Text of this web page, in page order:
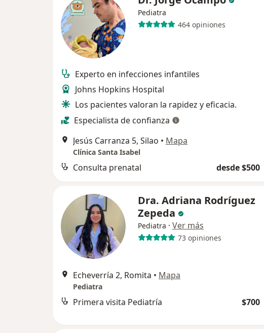
Pediatra
464 opiniones
Experto en infecciones infantiles
Johns Hopkins Hospital
Los pacientes valoran la rapidez y eficacia.
Especialista de confianza
Jesús Carranza 5, Silao • Mapa
Clínica Santa Isabel
Consulta prenatal desde $500
Dra. Adriana Rodríguez
Zepeda
Pediatra · Ver más
73 opiniones
Echeverría 2, Romita • Mapa
Pediatra
Primera visita Pediatría $700